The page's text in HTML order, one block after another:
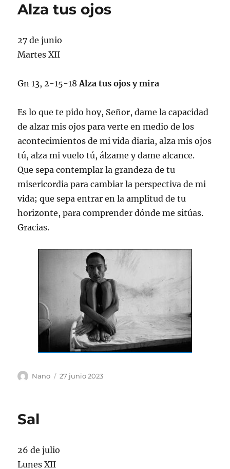
Alza tus ojos
27 de junio
Martes XII
Gn 13, 2-15-18Alza tus ojos y mira
Es lo que te pido hoy, Señor, dame la capacidad
de alzar mis ojos para verte en medio de los
acontecimientos de mi vida diaria, alza mis ojos
tú, alza mi vuelo tú, álzame y dame alcance.
Que sepa contemplar la grandeza de tu
misericordia para cambiar la perspectiva de mi
vida; que sepa entrar en la amplitud de tu
horizonte, para comprender dónde me sitúas.
Gracias.
Autor
Nano
Publicado
27 junio 2023
Sal
26 de julio
Lunes XII